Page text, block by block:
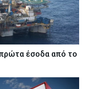
έσοδα από το